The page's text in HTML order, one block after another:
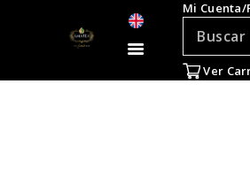
Mi
Ver
TÉ E INFUSIONES
ACCESORIOS
REGALOS